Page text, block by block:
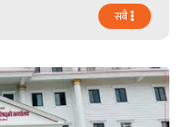
सबै